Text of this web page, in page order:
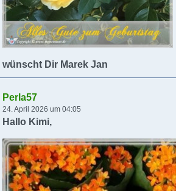
wünscht Dir Marek Jan
Perla57
24. April 2026 um 04:05
Hallo Kimi,